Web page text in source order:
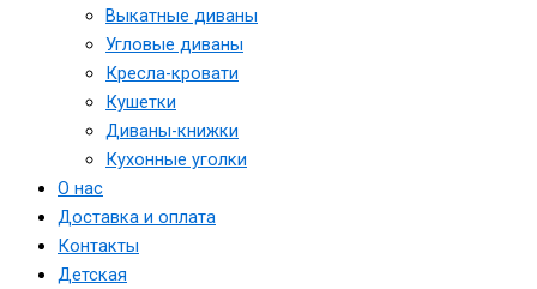
Выкатные диваны
Угловые диваны
Кресла-кровати
Кушетки
Диваны-книжки
Кухонные уголки
О нас
Доставка и оплата
Контакты
Детская